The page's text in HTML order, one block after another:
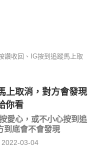
讚收回、IG按到追蹤馬上取
上取消，對方會發現
你看
愛心，或不小心按到追
到底會不會發現
2022-03-04